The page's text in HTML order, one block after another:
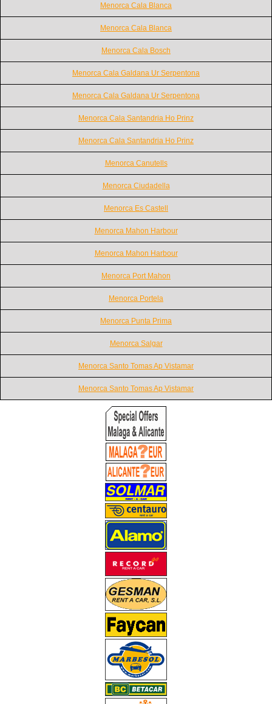
Menorca Cala Blanca
Menorca Cala Blanca
Menorca Cala Bosch
Menorca Cala Galdana Ur Serpentona
Menorca Cala Galdana Ur Serpentona
Menorca Cala Santandria Ho Prinz
Menorca Cala Santandria Ho Prinz
Menorca Canutells
Menorca Ciudadella
Menorca Es Castell
Menorca Mahon Harbour
Menorca Mahon Harbour
Menorca Port Mahon
Menorca Portela
Menorca Punta Prima
Menorca Salgar
Menorca Santo Tomas Ap Vistamar
Menorca Santo Tomas Ap Vistamar